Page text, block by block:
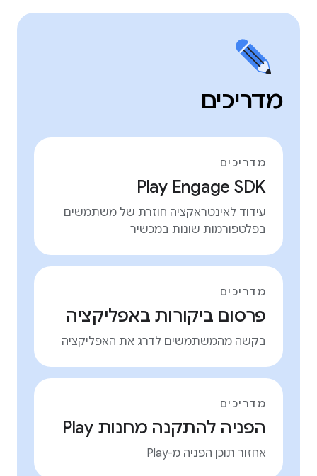
מדריכים
מדריכים
Play Engage SDK
עידוד לאינטראקציה חוזרת של משתמשים
בפלטפורמות שונות במכשיר
מדריכים
פרסום ביקורות באפליקציה
בקשה מהמשתמשים לדרג את האפליקציה
מדריכים
הפניה להתקנה מחנות Play
אחזור תוכן הפניה מ-Play